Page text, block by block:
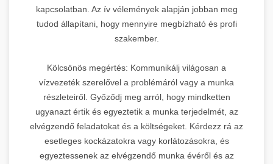
kapcsolatban. Az ív vélemények alapján jobban meg
tudod állapítani, hogy mennyire megbízható és profi
szakember.
Kölcsönös megértés: Kommunikálj világosan a
vízvezeték szerelővel a problémáról vagy a munka
részleteiről. Győződj meg arról, hogy mindketten
ugyanazt értik és egyeztetik a munka terjedelmét, az
elvégzendő feladatokat és a költségeket. Kérdezz rá az
esetleges kockázatokra vagy korlátozásokra, és
egyeztessenek az elvégzendő munka évéről és az